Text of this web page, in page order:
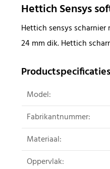
Hettich Sensys
Hettich sensys
24 mm dik. Hettich
Productspecificaties
Model:
Fabrikantnummer:
Materiaal:
Oppervlak: